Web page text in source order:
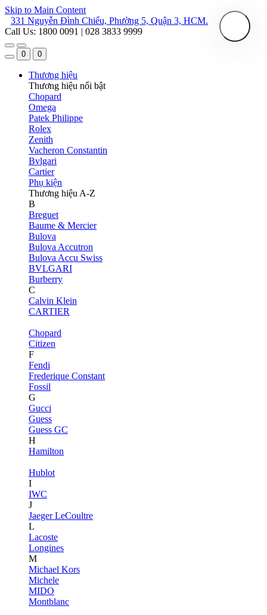
Skip to Main Content
331 Nguyễn Đình Chiểu, Phường 5, Quận 3, HCM.
Call Us: 1800 0091 | 028 3833 9999
0 0
Thương hiệu
Thương hiệu nổi bật
Chopard
Omega
Patek Philippe
Rolex
Zenith
Vacheron Constantin
Bvlgari
Cartier
Phụ kiện
Thương hiệu A-Z
B
Breguet
Baume & Mercier
Bulova
Bulova Accutron
Bulova Accu Swiss
BVLGARI
Burberry
C
Calvin Klein
CARTIER
Chopard
Citizen
F
Fendi
Frederique Constant
Fossil
G
Gucci
Guess
Guess GC
H
Hamilton
Hublot
I
IWC
J
Jaeger LeCoultre
L
Lacoste
Longines
M
Michael Kors
Michele
MIDO
Montblanc